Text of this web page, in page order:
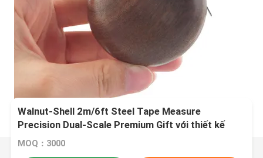
Walnut-Shell 2m/6ft Steel Tape Measure
Precision Dual-Scale Premium Gift với thiết kế
bền, cạnh mịn và lưỡi dao rộng 6mm để đo chính
MOQ：3000